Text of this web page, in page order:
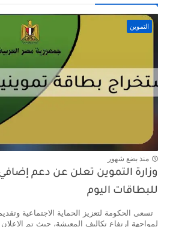
التموين
منذ بضع شهور
للبطاقات اليوم
تسعى الحكومة لتعزيز الحماية الاجتماعية
لمواجهة ارتفاع تكاليف المعيشة، حيث تم